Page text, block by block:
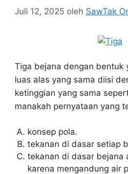
Juli 12, 2025 oleh SawTak
Tiga bejana dengan bentuk
luas alas yang sama diisi
ketinggian yang sama
manakah pernyataan yang
konsep pola.
tekanan di dasar setiap
tekanan di dasar bejana
karena mengandung air